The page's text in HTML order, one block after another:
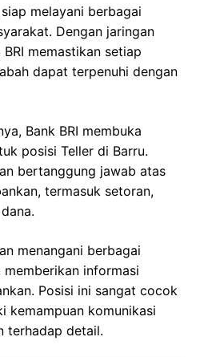
melayani berbagai
Dengan jaringan
memastikan setiap
dapat terpenuhi dengan
Bank BRI membuka
posisi Teller di Barru.
bertanggung jawab atas
termasuk setoran,
menangani berbagai
informasi
Posisi ini sangat cocok
kemampuan komunikasi
terhadap detail.